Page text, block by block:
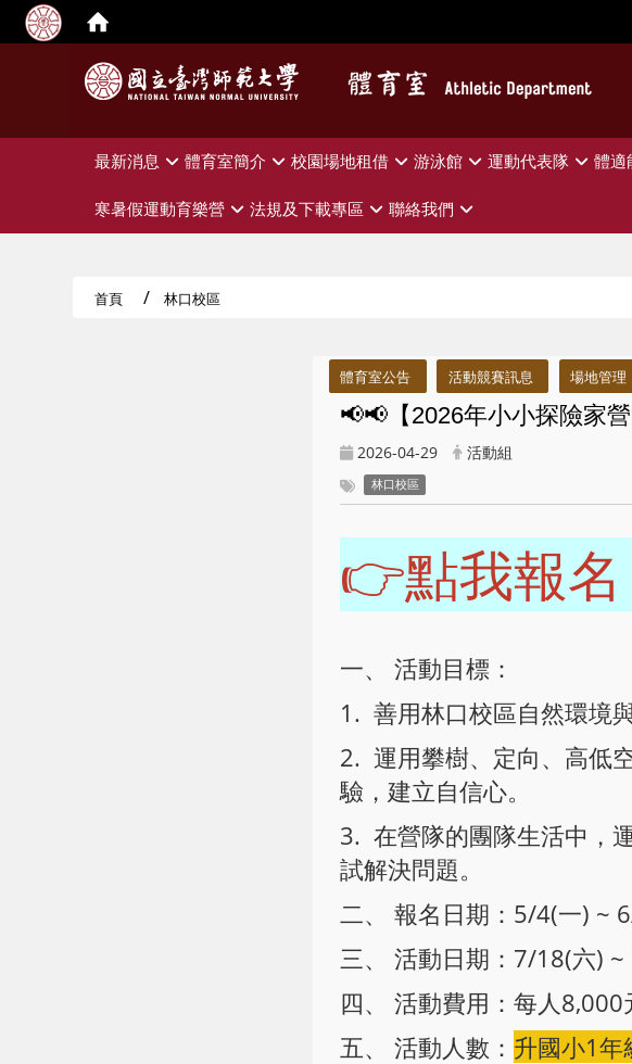
最新消息 體育室簡介 校園場地租借 游泳館 運動代表隊 體適
寒暑假運動育樂營 法規及下載專區 聯絡我們
首頁 林口校區
體育室公告 活動競賽訊息 場地管理
📢📢【2026年小小探險家
2026-04-29 活動組
林口校區
👉點我報名
一、 活動目標：
1. 善用林口校區自然環境
2. 運用攀樹、定向、高低
驗，建立自信心。
3. 在營隊的團隊生活中，
試解決問題。
二、 報名日期：5/4(一) ~
三、 活動日期：7/18(六)
四、 活動費用：每人
五、 活動人數： 升國小1年